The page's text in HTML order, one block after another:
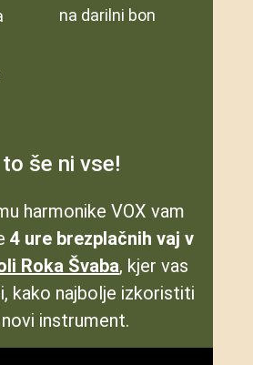
na darilni bon
še ni vse!
harmonike VOX vam
4 ure brezplačnih vaj v
Roka Švaba, kjer vas
kako najbolje izkoristiti
instrument.